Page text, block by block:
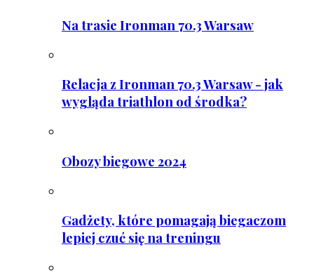
Na trasie Ironman 70.3 Warsaw
Relacja z Ironman 70.3 Warsaw - jak
wygląda triathlon od środka?
Obozy biegowe 2024
Gadżety, które pomagają biegaczom
lepiej czuć się na treningu